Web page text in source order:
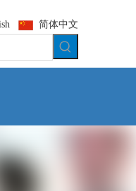
简体中文